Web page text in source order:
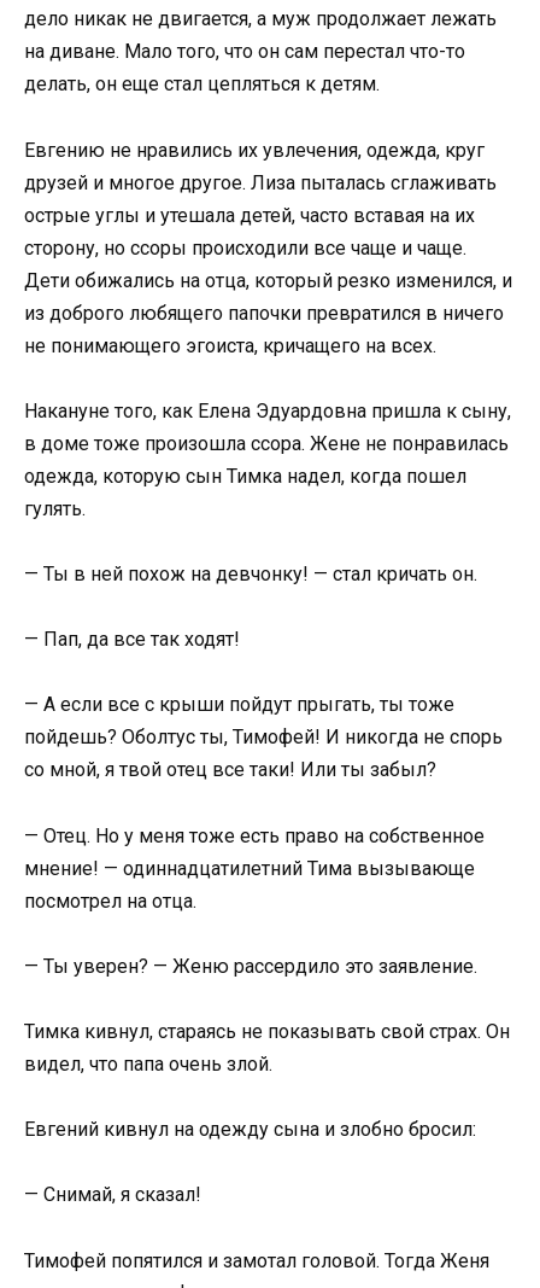
дело никак не двигается, а муж продолжает лежать
на диване. Мало того, что он сам перестал что-то
делать, он еще стал цепляться к детям.
Евгению не нравились их увлечения, одежда, круг
друзей и многое другое. Лиза пыталась сглаживать
острые углы и утешала детей, часто вставая на их
сторону, но ссоры происходили все чаще и чаще.
Дети обижались на отца, который резко изменился, и
из доброго любящего папочки превратился в ничего
не понимающего эгоиста, кричащего на всех.
Накануне того, как Елена Эдуардовна пришла к сыну,
в доме тоже произошла ссора. Жене не понравилась
одежда, которую сын Тимка надел, когда пошел
гулять.
— Ты в ней похож на девчонку! — стал кричать он.
— Пап, да все так ходят!
— А если все с крыши пойдут прыгать, ты тоже
пойдешь? Оболтус ты, Тимофей! И никогда не спорь
со мной, я твой отец все таки! Или ты забыл?
— Отец. Но у меня тоже есть право на собственное
мнение! — одиннадцатилетний Тима вызывающе
посмотрел на отца.
— Ты уверен? — Женю рассердило это заявление.
Тимка кивнул, стараясь не показывать свой страх. Он
видел, что папа очень злой.
Евгений кивнул на одежду сына и злобно бросил:
— Снимай, я сказал!
Тимофей попятился и замотал головой. Тогда Женя